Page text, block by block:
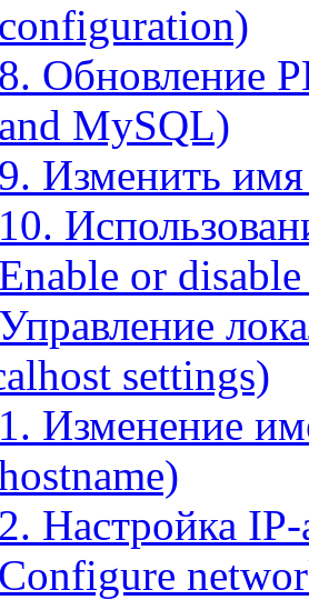
configuration)
8. Обновление
and MySQL)
9. Изменить имя
10.
Enable or
settings)
1. Изменение
2. Настройка IP-
Configure